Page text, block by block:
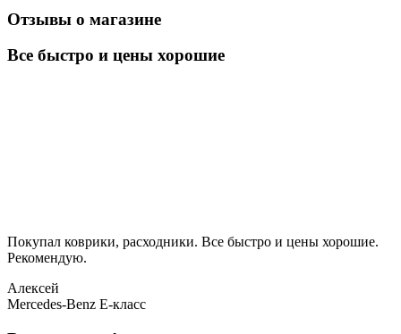
Отзывы о магазине
Все быстро и цены хорошие
Покупал коврики, расходники. Все быстро и цены хорошие.
Рекомендую.
Алексей
Mercedes-Benz E-класс